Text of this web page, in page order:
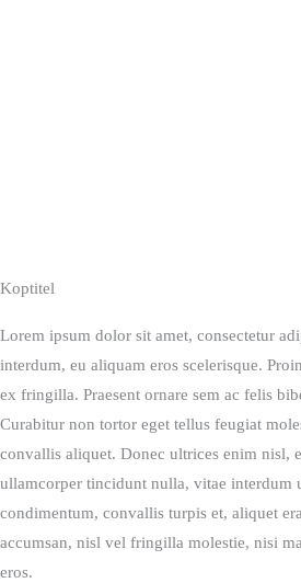
Koptitel
Lorem ipsum dolor sit amet, consectetur
interdum, eu aliquam eros scelerisque.
ex fringilla. Praesent ornare sem ac felis
Curabitur non tortor eget tellus feugiat
convallis aliquet. Donec ultrices enim nisl,
ullamcorper tincidunt nulla, vitae interdum
condimentum, convallis turpis et, aliquet
accumsan, nisl vel fringilla molestie, nisi
eros.